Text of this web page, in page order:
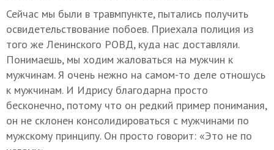
Сейчас мы были в травмпункте, пытались получить
освидетельствование побоев. Приехала полиция из
того же Ленинского РОВД, куда нас доставляли.
Понимаешь, мы ходим жаловаться на мужчин к
мужчинам. Я очень нежно на самом-то деле отношусь
к мужчинам. И Идрису благодарна просто
бесконечно, потому что он редкий пример понимания,
он не склонен консолидироваться с мужчинами по
мужскому принципу. Он просто говорит: «Это не по